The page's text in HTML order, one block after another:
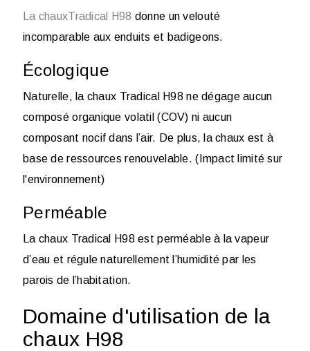
La chauxTradical H98 donne un velouté
incomparable aux enduits et badigeons.
Écologique
Naturelle, la chaux Tradical H98ne dégage aucun
composé organique volatil (COV) ni aucun
composant nocif dans l’air. De plus, la chaux est à
base de ressources renouvelable. ( Impact limité sur
l'environnement)
Perméable
La chaux Tradical H98 est perméable à la vapeur
d’eau et régule naturellement l’humidité par les
parois de l’habitation.
Domaine d'utilisation de la
chaux H98